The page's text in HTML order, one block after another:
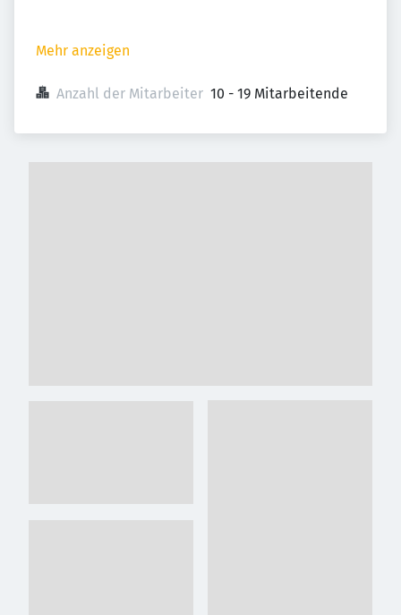
Mehr anzeigen
Anzahl der Mitarbeiter 10 - 19 Mitarbeitende